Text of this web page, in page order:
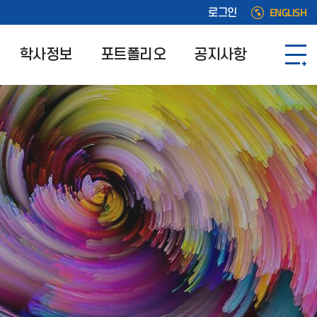
로그인 ENGLISH
학사정보 포트폴리오 공지사항